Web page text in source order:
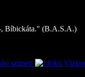
, Bíbickáta." (B.A.S.A.)
szünet!